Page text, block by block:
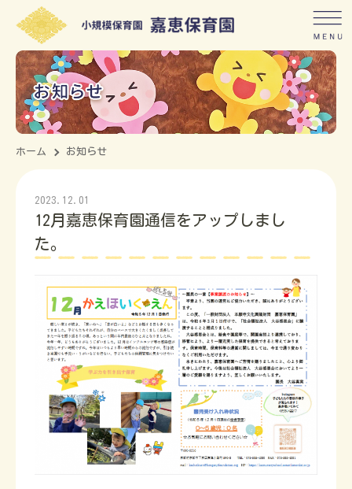
ホーム お知らせ
2023.12.01
12月嘉恵保育園通信をアップしまし
た。